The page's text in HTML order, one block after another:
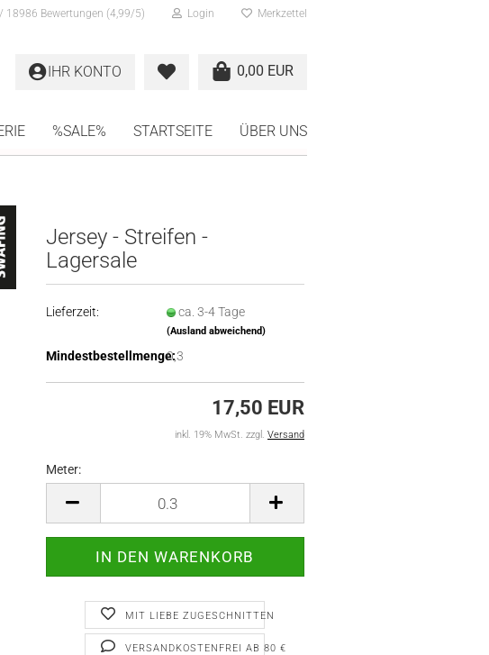
18986 Bewertungen (4,99/5) Login Merkzettel
0,00 EUR
IHR KONTO
%SALE% STARTSEITE ÜBER UNS
Jersey - Streifen -
Lagersale
Lieferzeit: ca. 3-4 Tage
(Ausland abweichend)
Mindestbestellmenge:0,3
17,50 EUR
inkl. 19% MwSt. zzgl. Versand
Meter:
Meter
MIT LIEBE ZUGESCHNITTEN
VERSANDKOSTENFREI AB 80 €